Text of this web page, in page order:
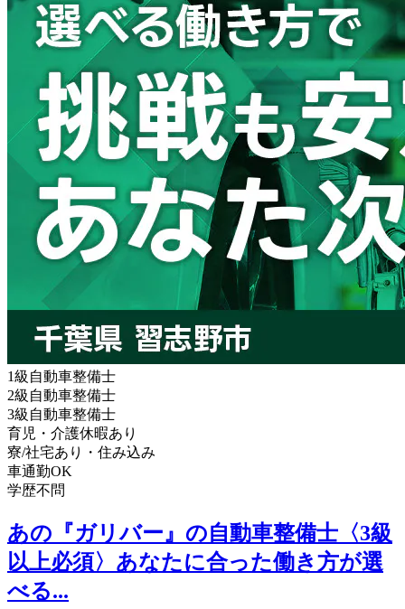
1級自動車整備士
2級自動車整備士
3級自動車整備士
育児・介護休暇あり
寮/社宅あり・住み込み
車通勤OK
学歴不問
あの『ガリバー』の自動車整備士〈3級
以上必須〉あなたに合った働き方が選
べる...